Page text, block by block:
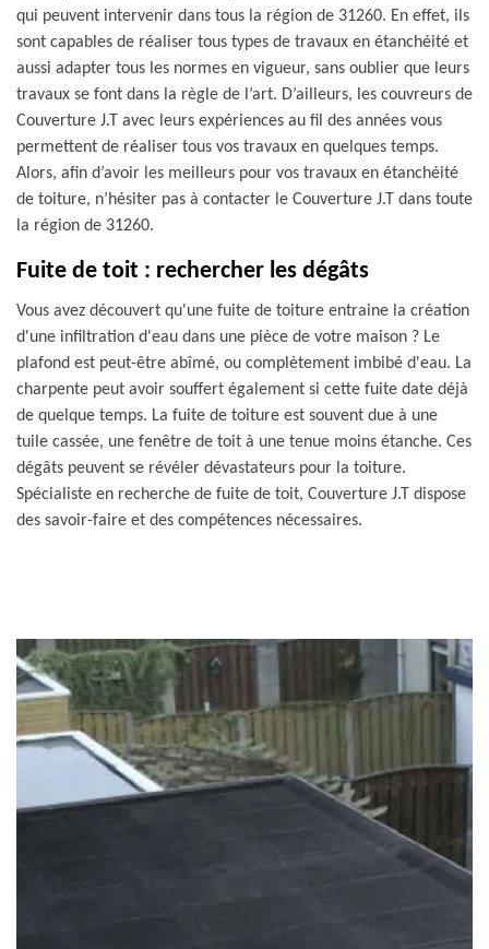
qui peuvent intervenir dans tous la région de 31260. En effet, ils
sont capables de réaliser tous types de travaux en étanchéité et
aussi adapter tous les normes en vigueur, sans oublier que leurs
travaux se font dans la règle de l’art. D’ailleurs, les couvreurs de
Couverture J.T avec leurs expériences au fil des années vous
permettent de réaliser tous vos travaux en quelques temps.
Alors, afin d’avoir les meilleurs pour vos travaux en étanchéité
de toiture, n’hésiter pas à contacter le Couverture J.T dans toute
la région de 31260.
Fuite de toit : rechercher les dégâts
Vous avez découvert qu'une fuite de toiture entraine la création
d'une infiltration d'eau dans une pièce de votre maison ? Le
plafond est peut-être abîmé, ou complètement imbibé d'eau. La
charpente peut avoir souffert également si cette fuite date déjà
de quelque temps. La fuite de toiture est souvent due à une
tuile cassée, une fenêtre de toit à une tenue moins étanche. Ces
dégâts peuvent se révéler dévastateurs pour la toiture.
Spécialiste en recherche de fuite de toit, Couverture J.T dispose
des savoir-faire et des compétences nécessaires.